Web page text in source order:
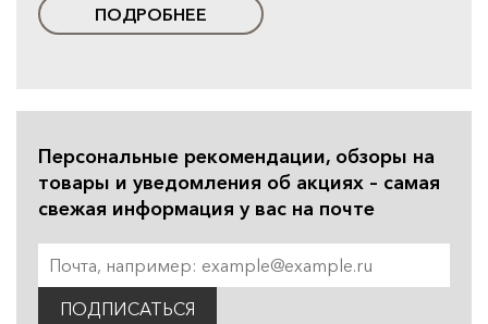
ПОДРОБНЕЕ
Персональные рекомендации, обзоры на
товары и уведомления об акциях – самая
свежая информация у вас на почте
ПОДПИСАТЬСЯ